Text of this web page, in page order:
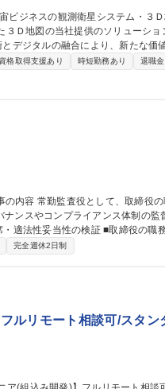
デジタルの融合により、新たな価
ティなど世界規模の社会課題解決
サービスのグローバル展開におけ
資格取得支援あり 時短勤務あり 退職
ンスやコンプライアンス体制の監
計画の策定およびこれに基づく監
完全週休2日制
ルリモート相談可/スタン